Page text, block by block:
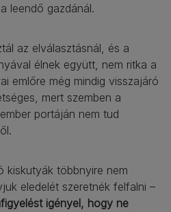
leendő gazdánál.
az elválasztásnál, és a
élnek együtt, nem ritka a
emlőre még mindig visszajáró
mert szemben a
portáján nem tud
kiskutyák többnyire nem
eledelét szeretnék felfalni –
igényel, hogy ne